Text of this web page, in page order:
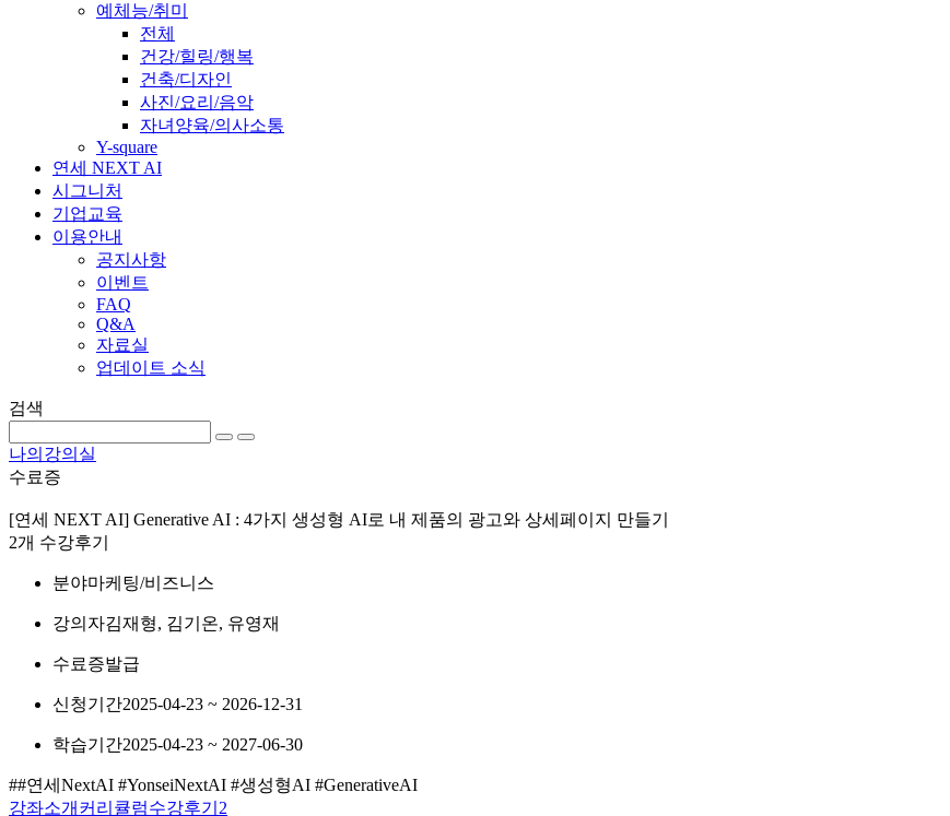
예체능/취미
전체
건강/힐링/행복
건축/디자인
사진/요리/음악
자녀양육/의사소통
Y-square
연세 NEXT AI
시그니처
기업교육
이용안내
공지사항
이벤트
FAQ
Q&A
자료실
업데이트 소식
검색
나의강의실
수료증
[연세 NEXT AI] Generative AI : 4가지 생성형 AI로 내 제품의 광고와 상세페이지 만들기
2개 수강후기
분야마케팅/비즈니스
강의자김재형, 김기온, 유영재
수료증발급
신청기간2025-04-23 ~ 2026-12-31
학습기간2025-04-23 ~ 2027-06-30
##연세NextAI #YonseiNextAI #생성형AI #GenerativeAI
강좌소개 커리큘럼수강후기 2